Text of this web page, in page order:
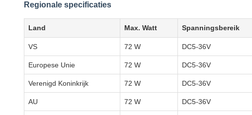
Regionale specificaties
Land Max. Watt Spanningsbereik
VS 72 W DC5-36V
Europese Unie 72 W DC5-36V
Verenigd Koninkrijk 72 W DC5-36V
AU 72 W DC5-36V